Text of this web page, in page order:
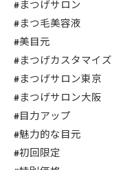
#まつげサロン
#まつ毛美容液
#美目元
#まつげカスタマイズ
#まつげサロン東京
#まつげサロン大阪
#目力アップ
#魅力的な目元
#初回限定